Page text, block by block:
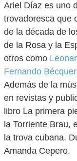
Ariel Díaz es uno
trovadoresca que
de la década de
de la Rosa y la
otros como
Fernando Bécquer
Además de la
en revistas y
libro La primera
la Torriente Brau,
la trova cubana.
Amanda Cepero.